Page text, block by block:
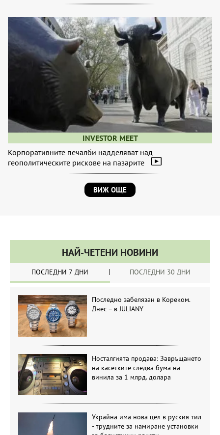
INVESTOR MEET
Корпоративните печалби надделяват над
геополитическите рискове на пазарите
ВИЖ ОЩЕ
НАЙ-ЧЕТЕНИ НОВИНИ
ПОСЛЕДНИ 7 ДНИ ПОСЛЕДНИ 30 ДНИ
Последно забелязан в Кореком.
Днес – в JULIANY
Носталгията продава: Завръщането
на касетките следва бума на
винила за 1 млрд. долара
Украйна има нова цел в руския тил
- трудните за намиране установки